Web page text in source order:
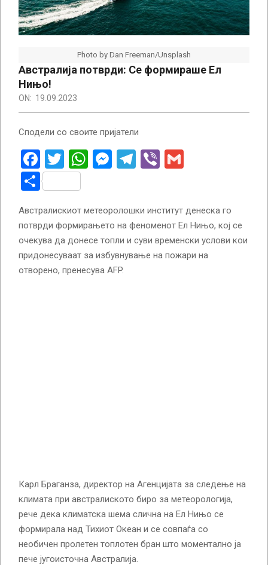
Photo by Dan Freeman/Unsplash
Австралија потврди: Се формираше Ел
Нињо!
ON: 19.09.2023
Сподели со своите пријатели
Facebook
Twitter
WhatsApp
Messenger
Telegram
Viber
Share
Австралискиот метеоролошки институт денеска го
потврди формирањето на феноменот Ел Нињо, кој се
очекува да донесе топли и суви временски услови кои
придонесуваат за избувнување на пожари на
отворено, пренесува AFP.
Карл Браганза, директор на Агенцијата за следење на
климата при австралиското биро за метеорологија,
рече дека климатска шема слична на Ел Нињо се
формирала над Тихиот Океан и се совпаѓа со
необичен пролетен топлотен бран што моментално ја
пече југоисточна Австралија.